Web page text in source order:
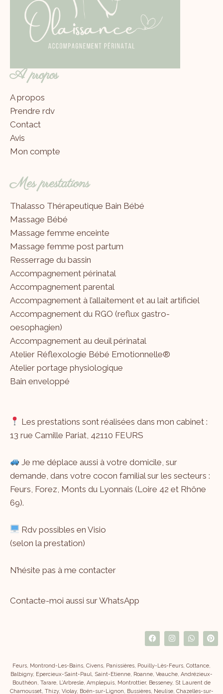
A propos
A propos
Prendre rdv
Contact
Avis
Mon compte
Mes prestations
Thalasso Thérapeutique Bain Bébé
Massage Bébé
Massage femme enceinte
Massage femme post partum
Resserrage du bassin
Accompagnement périnatal
Accompagnement parental
Accompagnement à l’allaitement et au lait artificiel
Accompagnement du RGO (reflux gastro-
oesophagien)
Accompagnement au deuil périnatal
Atelier Réflexologie Bébé Emotionnelle®
Atelier portage physiologique
Bain enveloppé
Les prestations sont réalisées dans mon cabinet :
13 rue Camille Pariat, 42110 FEURS
Je me déplace aussi à votre domicile, sur
demande, dans votre cocon familial sur les secteurs :
Feurs, Forez, Monts du Lyonnais (Loire 42 et Rhône
69).
Rdv possibles en Visio
(selon la prestation)
N’hésite pas à me contacter
Contacte-moi aussi sur WhatsApp
Feurs, Montrond-Les-Bains, Civens, Panissières, Pouilly-Lès-Feurs, Cottance,
Balbigny, Epercieux-Saint-Paul, Saint-Etienne, Roanne, Veauche, Andrézieux-
Bouthéon, Tarare, L’Arbresle, Amplepuis, Montrottier, Besseney, St Laurent de
Chamousset, Thizy, Violay, Boën-sur-Lignon, Bussières, Neulise, Chazelles-sur-